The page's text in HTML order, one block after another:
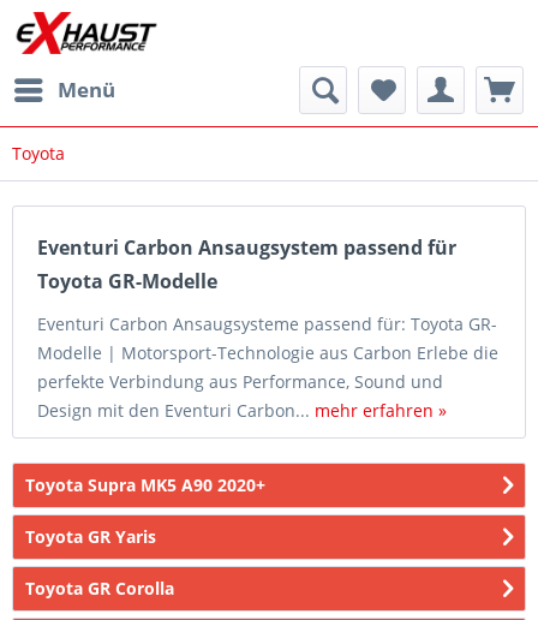
Menü
Toyota
Eventuri Carbon Ansaugsystem passend für
Toyota GR-Modelle
Eventuri Carbon Ansaugsysteme passend für: Toyota GR-
Modelle | Motorsport-Technologie aus Carbon Erlebe die
perfekte Verbindung aus Performance, Sound und
Design mit den Eventuri Carbon... mehr erfahren »
Toyota Supra MK5 A90 2020+
Toyota GR Yaris
Toyota GR Corolla